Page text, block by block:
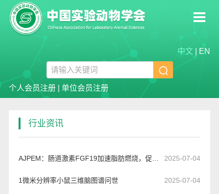
中文 EN

个人会员注册| 单位会员注册
行业资讯
2025-07-04
1微米分辨率小鼠三维脑图谱问世 2025-07-04